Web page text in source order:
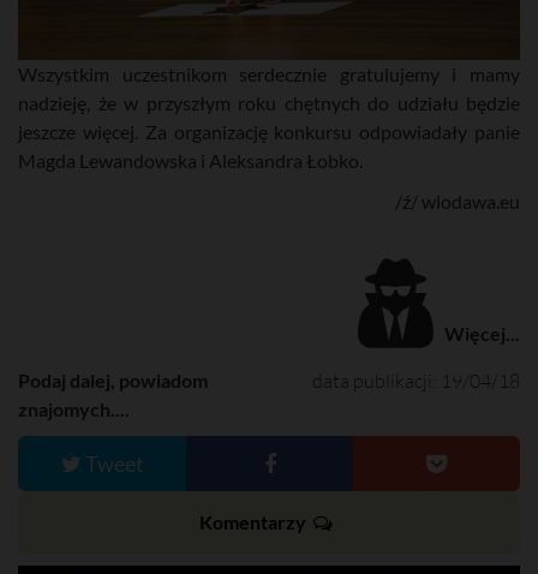
Wszystkim uczestnikom serdecznie gratulujemy i mamy
nadzieję, że w przyszłym roku chętnych do udziału będzie
jeszcze więcej. Za organizację konkursu odpowiadały panie
Magda Lewandowska i Aleksandra Łobko.
/ź/ wlodawa.eu
Więcej...
data publikacji: 19/04/18
Podaj dalej, powiadom
znajomych....
Tweet
Komentarzy